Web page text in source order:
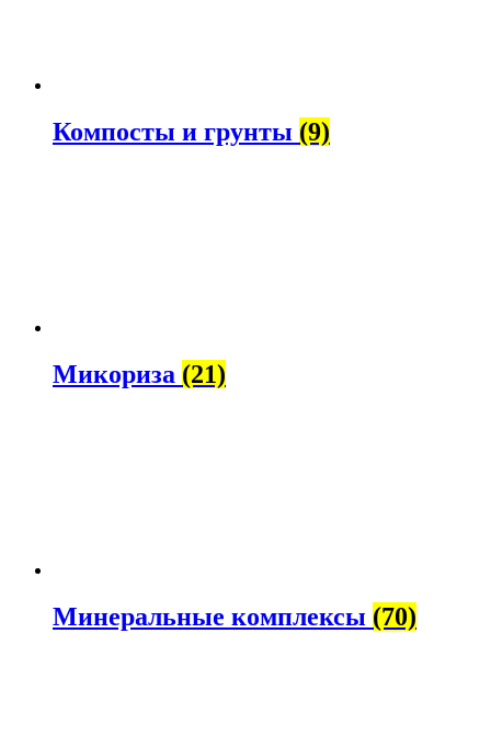
Компосты и грунты (9)
Микориза (21)
Минеральные комплексы (70)